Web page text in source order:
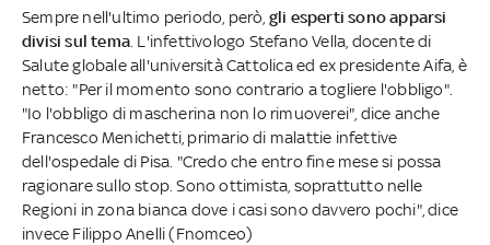
Sempre nell'ultimo periodo, però, gli esperti sono apparsi
divisi sul tema . L'infettivologo Stefano Vella, docente di
Salute globale all'università Cattolica ed ex presidente Aifa, è
netto: "Per il momento sono contrario a togliere l'obbligo".
"Io l'obbligo di mascherina non lo rimuoverei", dice anche
Francesco Menichetti, primario di malattie infettive
dell'ospedale di Pisa. "Credo che entro fine mese si possa
ragionare sullo stop. Sono ottimista, soprattutto nelle
Regioni in zona bianca dove i casi sono davvero pochi", dice
invece Filippo Anelli (Fnomceo)